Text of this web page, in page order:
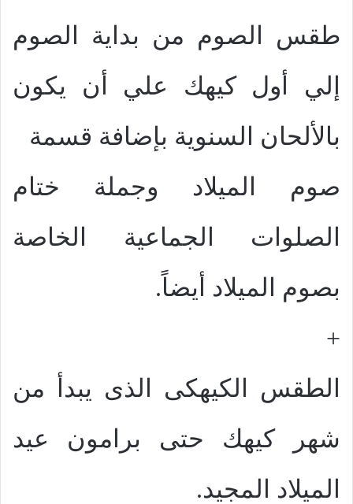
طقس الصوم من بداية الصوم
إلي أول كيهك علي أن يكون
بالألحان السنوية بإضافة قسمة
صوم الميلاد وجملة ختام
الصلوات الجماعية الخاصة
بصوم الميلاد أيضاً.
+
الطقس الكيهكى الذى يبدأ من
شهر كيهك حتى برامون عيد
الميلاد المجيد.